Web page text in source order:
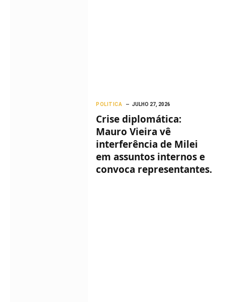
POLITICA JULHO 27, 2026
Crise diplomática:
Mauro Vieira vê
interferência de Milei
em assuntos internos e
convoca representantes.